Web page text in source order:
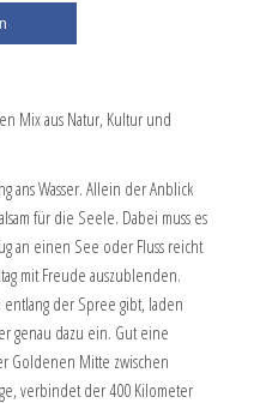
Mix aus Natur, Kultur und
ans Wasser. Allein der Anblick
für die Seele. Dabei muss es
an einen See oder Fluss reicht
mit Freude auszublenden.
der Spree gibt, laden
genau dazu ein. Gut eine
Goldenen Mitte zwischen
verbindet der 400 Kilometer